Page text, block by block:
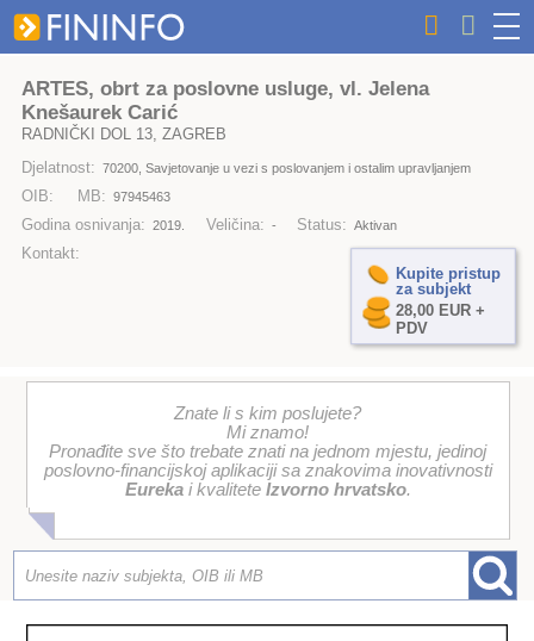
ARTES, obrt za poslovne usluge, vl. Jelena
Knešaurek Carić
RADNIČKI DOL 13, ZAGREB
Djelatnost: 70200, Savjetovanje u vezi s poslovanjem i ostalim upravljanjem
OIB: MB: 97945463
Godina osnivanja: 2019. Veličina: - Status: Aktivan
Kontakt:
Kupite pristup
za subjekt
28,00 EUR +
PDV
Znate li s kim poslujete?
Mi znamo!
Pronađite sve što trebate znati na jednom mjestu, jedinoj
poslovno-financijskoj aplikaciji sa znakovima inovativnosti
Eurekai kvalitete Izvorno hrvatsko.